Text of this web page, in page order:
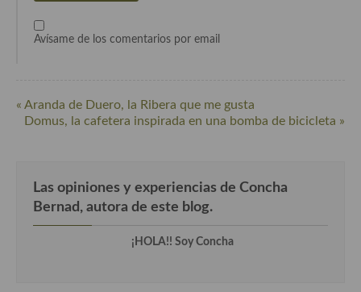
Cocina Irlanda
Cocina Polaca
Cocina Rusa
Avísame de los comentarios por email
« Aranda de Duero, la Ribera que me gusta
Domus, la cafetera inspirada en una bomba de bicicleta »
Las opiniones y experiencias de Concha
Bernad, autora de este blog.
¡HOLA!! Soy Concha